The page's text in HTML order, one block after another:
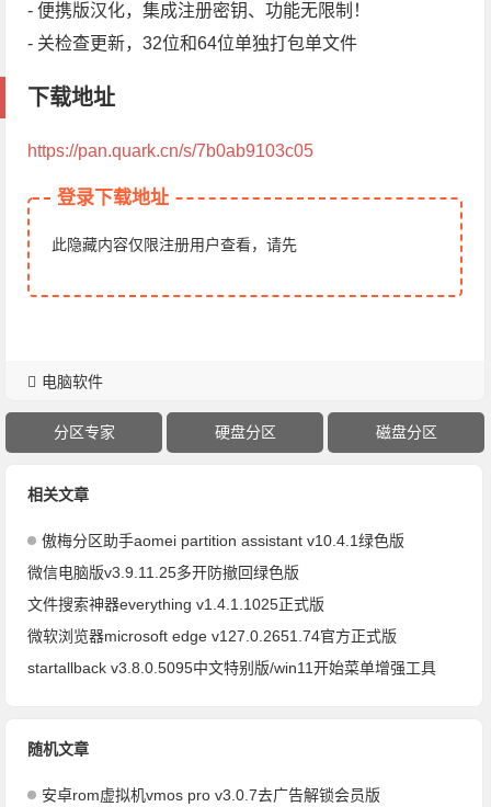
- 便携版汉化，集成注册密钥、功能无限制！
- 关检查更新，32位和64位单独打包单文件
下载地址
https://pan.quark.cn/s/7b0ab9103c05
登录下载地址
此隐藏内容仅限注册用户查看，请先
电脑软件
分区专家 硬盘分区 磁盘分区
相关文章
傲梅分区助手aomei partition assistant v10.4.1绿色版
微信电脑版v3.9.11.25多开防撤回绿色版
文件搜索神器everything v1.4.1.1025正式版
微软浏览器microsoft edge v127.0.2651.74官方正式版
startallback v3.8.0.5095中文特别版/win11开始菜单增强工具
随机文章
安卓rom虚拟机vmos pro v3.0.7去广告解锁会员版